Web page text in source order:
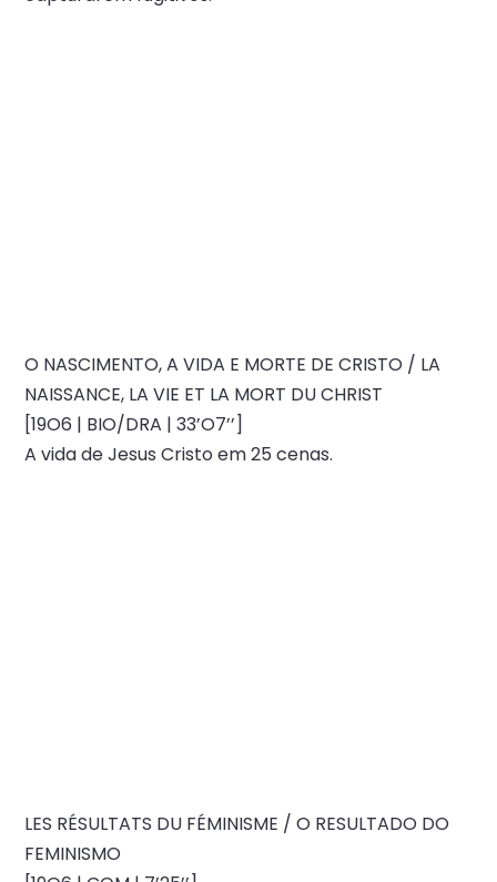
O NASCIMENTO, A VIDA E MORTE DE CRISTO / LA
NAISSANCE, LA VIE ET LA MORT DU CHRIST
[19O6 | BIO/DRA | 33’O7’’]
A vida de Jesus Cristo em 25 cenas.
LES RÉSULTATS DU FÉMINISME / O RESULTADO DO
FEMINISMO